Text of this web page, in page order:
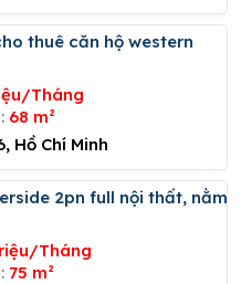
Tháng
68 m²
Hồ Chí Minh
Tháng
75 m²